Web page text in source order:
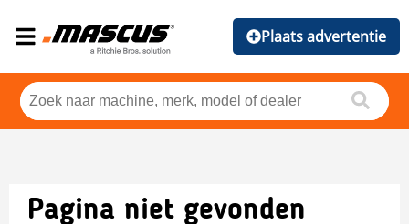
Plaats advertentie
Pagina niet gevonden